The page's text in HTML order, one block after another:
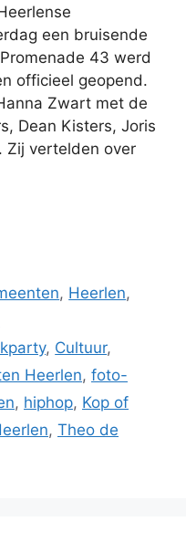
een bruisende
43 werd
officieel geopend.
Zwart met de
Dean Kisters, Joris
Zij vertelden over
, Heerlen,
, Cultuur,
Heerlen, foto-
, hiphop, Kop of
, Theo de